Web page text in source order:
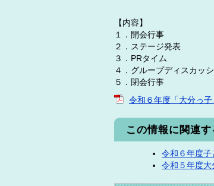
【内容】
１．開会行事
２．ステージ発表
３．PRタイム
４．グループディスカッ
５．閉会行事
令和６年度「大分っ
この情報に関連す
令和６年度
令和５年度